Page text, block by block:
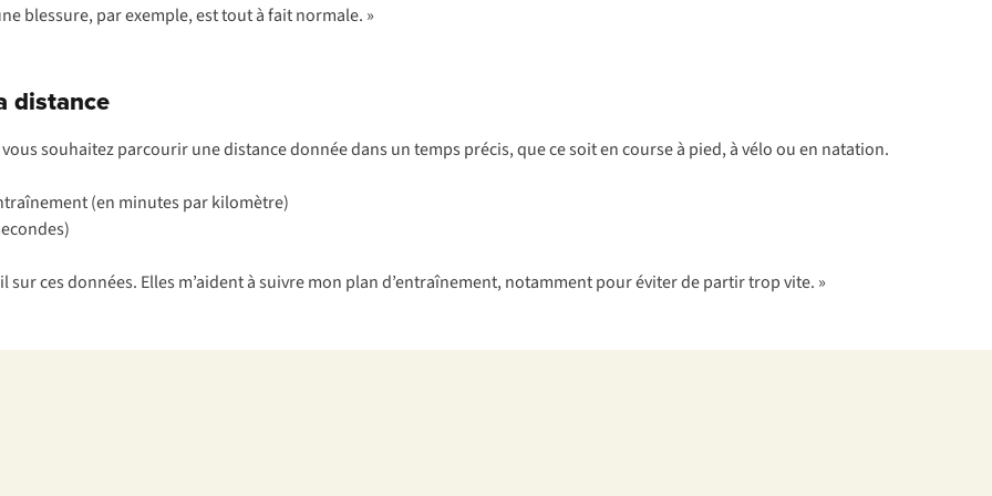
blessure, par exemple, est tout à fait normale. »
distance
souhaitez parcourir une distance donnée dans un temps précis, que ce soit en course à pied, à vélo ou en natation.
(en minutes par kilomètre)
ces données. Elles m’aident à suivre mon plan d’entraînement, notamment pour éviter de partir trop vite. »